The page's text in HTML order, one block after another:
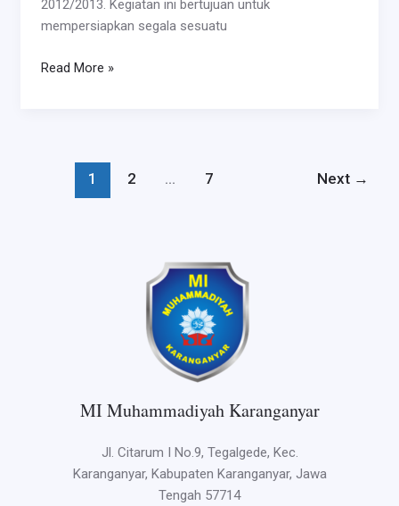
2012/2013. Kegiatan ini bertujuan untuk
mempersiapkan segala sesuatu
2012-
2013
Read More »
1 2 … 7 Next →
MI Muhammadiyah Karanganyar
Jl. Citarum I No.9, Tegalgede, Kec.
Karanganyar, Kabupaten Karanganyar, Jawa
Tengah 57714